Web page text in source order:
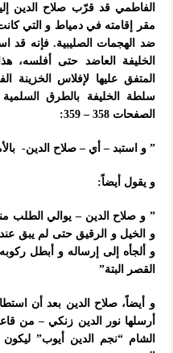
الفاطمي قد قرّب صلاح الدين
مقر إقامته في دمياط و التي
ضد الهجمات الصليبية. فإنه
الخليفة العاضد حتى أفلسه،
المتفق عليها لإفلاس
سلطة الخليفة بالطرق
الصفحات 358 – 359:
” و استبد – أي – صلاح الدين-
و يقول أيضاً:
” و صلاح الدين – يوالي الطلب
و الخيل و الرقيق حتى لم يبق
و ألجأه إلى إرساله و أبطل
القصر البتة”
و أيضاً، صلاح الدين بعد أن
أرسلها نور الدين زنكي – من
الشام “نجم الدين أيوب”